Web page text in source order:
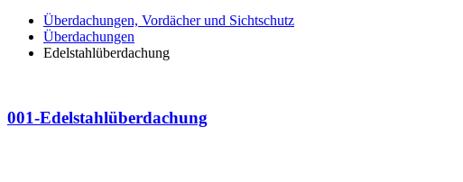
Überdachungen, Vordächer und Sichtschutz
Überdachungen
Edelstahlüberdachung
001-Edelstahlüberdachung